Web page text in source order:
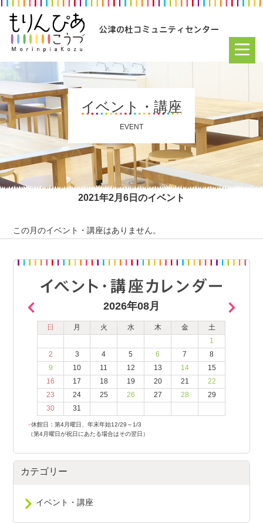
イベント・講座
EVENT
2021年2月6日のイベント
この月のイベント・講座はありません。
2026年08月
日 月 火 水 木 金
土
1
2
3 4 5 6 7
8
9
10 11 12 13 14
15
16
17 18 19 20 21
22
23
24 25 26 27 28
29
30
31
●休館日：第4月曜日、年末年始12/29～1/3
（第4月曜日が祝日にあたる場合はその翌日）
カテゴリー
イベント・講座